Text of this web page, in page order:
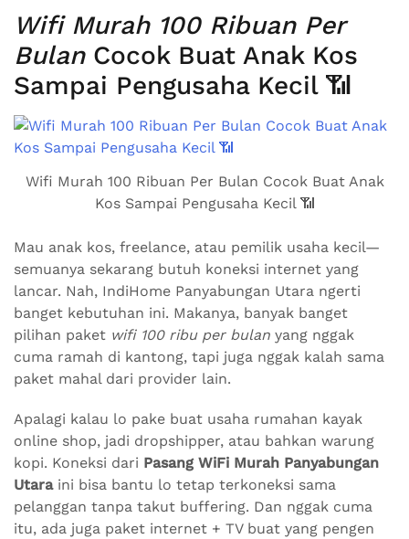
Wifi Murah 100 Ribuan Per
BulanCocok Buat Anak Kos
Sampai Pengusaha Kecil 📶
Wifi Murah 100 Ribuan Per Bulan Cocok Buat Anak
Kos Sampai Pengusaha Kecil 📶
Mau anak kos, freelance, atau pemilik usaha kecil—
semuanya sekarang butuh koneksi internet yang
lancar. Nah, IndiHome Panyabungan Utara ngerti
banget kebutuhan ini. Makanya, banyak banget
pilihan paket wifi 100 ribu per bulan yang nggak
cuma ramah di kantong, tapi juga nggak kalah sama
paket mahal dari provider lain.
Apalagi kalau lo pake buat usaha rumahan kayak
online shop, jadi dropshipper, atau bahkan warung
kopi. Koneksi dari Pasang WiFi Murah Panyabungan
Utaraini bisa bantu lo tetap terkoneksi sama
pelanggan tanpa takut buffering. Dan nggak cuma
itu, ada juga paket internet + TV buat yang pengen